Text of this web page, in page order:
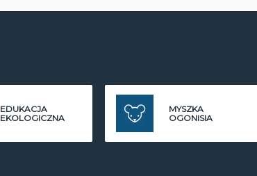
EDUKACJA
EKOLOGICZNA
MYSZKA
OGONISIA